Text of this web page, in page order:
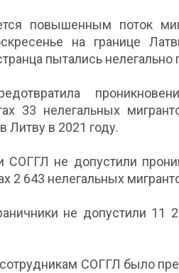
повышенным поток
на границе
пытались
33 нелегальных
Литву в 2021 году.
СОГГЛ не допустили
2 643 нелегальных
не допустили 11
сотрудникам СОГГЛ было